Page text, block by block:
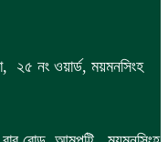
২৫ নং ওয়ার্ড, ময়মনসিংহ